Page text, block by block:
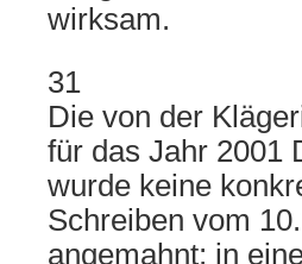
wirksam.
31
Die von der
für das Jahr 2001
wurde keine
Schreiben vom
angemahnt; in